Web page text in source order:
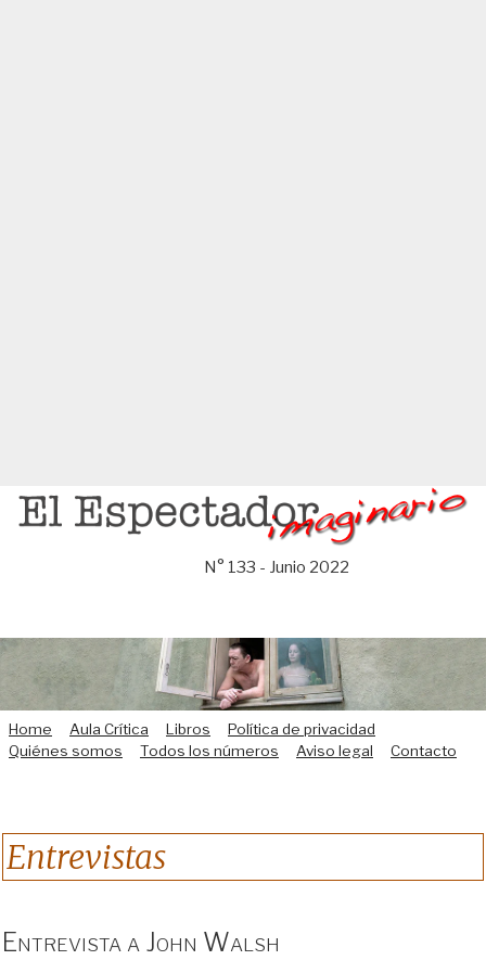
Saltar
N° 133 - Junio 2022
Home Aula Crítica Libros
Política de privacidad
Quiénes somos
Todos los números Aviso legal Contacto
Entrevistas
Entrevista a John Walsh